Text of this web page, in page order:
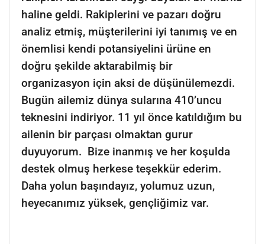
haline geldi. Rakiplerini ve pazarı doğru
analiz etmiş, müşterilerini iyi tanımış ve en
önemlisi kendi potansiyelini ürüne en
doğru şekilde aktarabilmiş bir
organizasyon için aksi de düşünülemezdi.
Bugün ailemiz dünya sularına 410’uncu
teknesini indiriyor. 11 yıl önce katıldığım bu
ailenin bir parçası olmaktan gurur
duyuyorum. Bize inanmış ve her koşulda
destek olmuş herkese teşekkür ederim.
Daha yolun başındayız, yolumuz uzun,
heyecanımız yüksek, gençliğimiz var.